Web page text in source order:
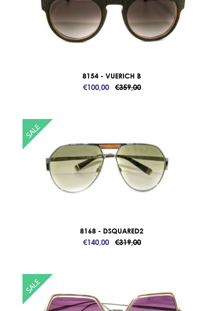
8154 - VUERICH B
€100,00 €359,00
8168 - DSQUARED2
€140,00 €319,00